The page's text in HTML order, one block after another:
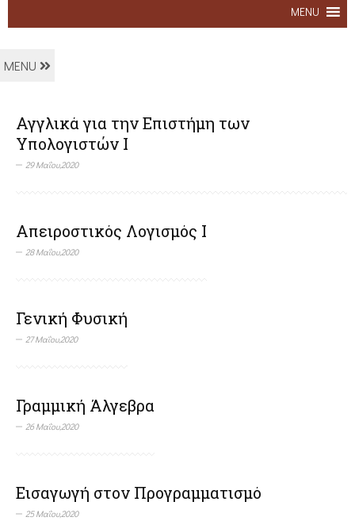
MENU
MENU
Αγγλικά για την Επιστήμη των
Υπολογιστών Ι
29 Μαΐου,2020
Απειροστικός Λογισμός Ι
28 Μαΐου,2020
Γενική Φυσική
27 Μαΐου,2020
Γραμμική Άλγεβρα
26 Μαΐου,2020
Εισαγωγή στον Προγραμματισμό
25 Μαΐου,2020